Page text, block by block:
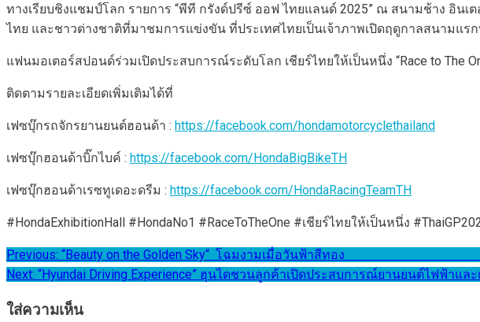
ทางเรียบชิงแชมป์โลก รายการ “พีที กรังด์ปรีซ์ ออฟ ไทยแลนด์ 2025” ณ สนามช้าง อิ
ไทย และชาวต่างชาติที่มาชมการแข่งขัน ที่ประเทศไทยเป็นเจ้าภาพเปิดฤดูกาลสนามแร
แฟนมอเตอร์สปอนด์ร่วมเปิดประสบการณ์ระดับโลก เชียร์ไทยให้เป็นหนึ่ง “Race to The
ติดตามรายละเอียดเพิ่มเติมได้ที่
เฟซบุ๊กรถจักรยานยนต์ฮอนด้า : https://facebook.com/hondamotorcyclethailand
เฟซบุ๊กฮอนด้าบิ๊กไบค์ : https://facebook.com/HondaBigBikeTH
เฟซบุ๊กฮอนด้าเรซทูเดอะดรีม : https://facebook.com/HondaRacingTeamTH
#HondaExhibitionHall #HondaNo1 #RaceToTheOne #เชียร์ไทยให้เป็นหนึ่ง
แนะแนว
เรื่อง
Previous: “Beauty on the Golden Sky“ โฉมงามเมื่อวันฟ้า
Next: “Hyundai Driving Experience” ฮุนไดชวนลูกค้าเปิดประสบการณ์ยานยนต์ไฟฟ้าแล
ใส่ความเห็น